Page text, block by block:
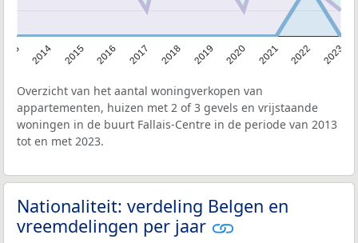
2014 2015 2016 2017 2018 2019 2020 2021 2022 2023
Overzicht van het aantal woningverkopen van
appartementen, huizen met 2 of 3 gevels en vrijstaande
woningen in de buurt Fallais-Centre in de periode van 2013
tot en met 2023.
Nationaliteit: verdeling Belgen en
vreemdelingen per jaar